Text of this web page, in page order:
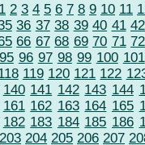
1 2 3 4 5 6 7 8 9 10 11
36 37 38 39 40 41 42
66 67 68 69 70 71 72
95 96 97 98 99 100 101
119 120 121 122
140 141 142 143 144
161 162 163 164 165
182 183 184 185 186
203 204 205 206 207